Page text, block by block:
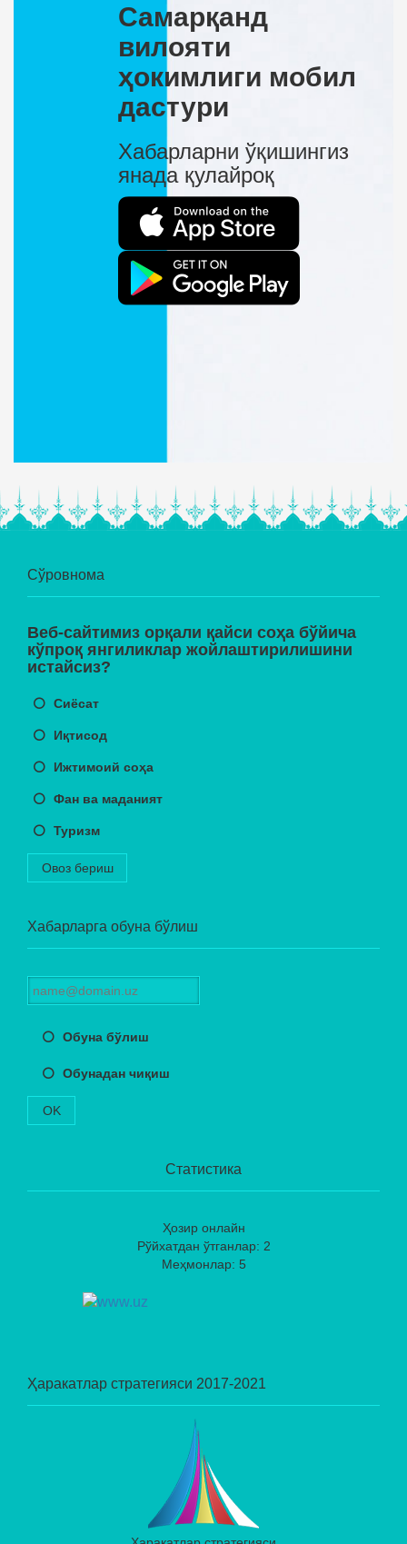
Самарқанд
вилояти
ҳокимлиги мобил
дастури
Хабарларни ўқишингиз
янада қулайроқ
Сўровнома
Веб-сайтимиз орқали қайси соҳа бўйича
кўпроқ янгиликлар жойлаштирилишини
истайсиз?
Сиёсат
Иқтисод
Ижтимоий соҳа
Фан ва маданият
Туризм
Овоз бериш
Хабарларга обуна бўлиш
Обуна бўлиш
Обунадан чиқиш
OK
Статистика
Ҳозир онлайн
Рўйхатдан ўтганлар: 2
Меҳмонлар: 5
Ҳаракатлар стратегияси 2017-2021